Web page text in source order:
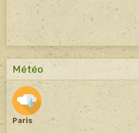
Météo
Paris